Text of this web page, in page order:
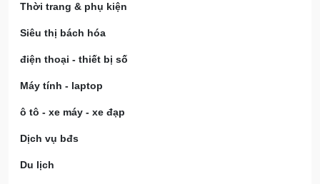
Thời trang & phụ kiện
Siêu thị bách hóa
điện thoại - thiết bị số
Máy tính - laptop
ô tô - xe máy - xe đạp
Dịch vụ bđs
Du lịch